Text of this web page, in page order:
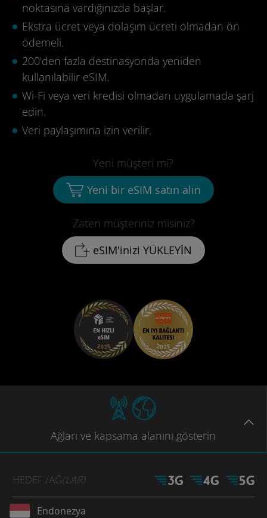
noktasına vardığınızda başlar.
Ekstra ücret veya dolaşım ücreti olmadan ön
ödemeli.
200'den fazla destinasyonda yeniden
kullanılabilir eSIM.
Wi-Fi veya veri kredisi olmadan uygulamada şarj
edin.
Veri paylaşımına izin verilir.
Zaten müşteriniz misiniz?
eSIM'inizi YÜKLEYİN
Yeni müşteri mi?
Yeni bir eSIM satın alın
Ağları ve kapsama alanını gösterin
HEDEF /AĞ(LAR)
Endonezya